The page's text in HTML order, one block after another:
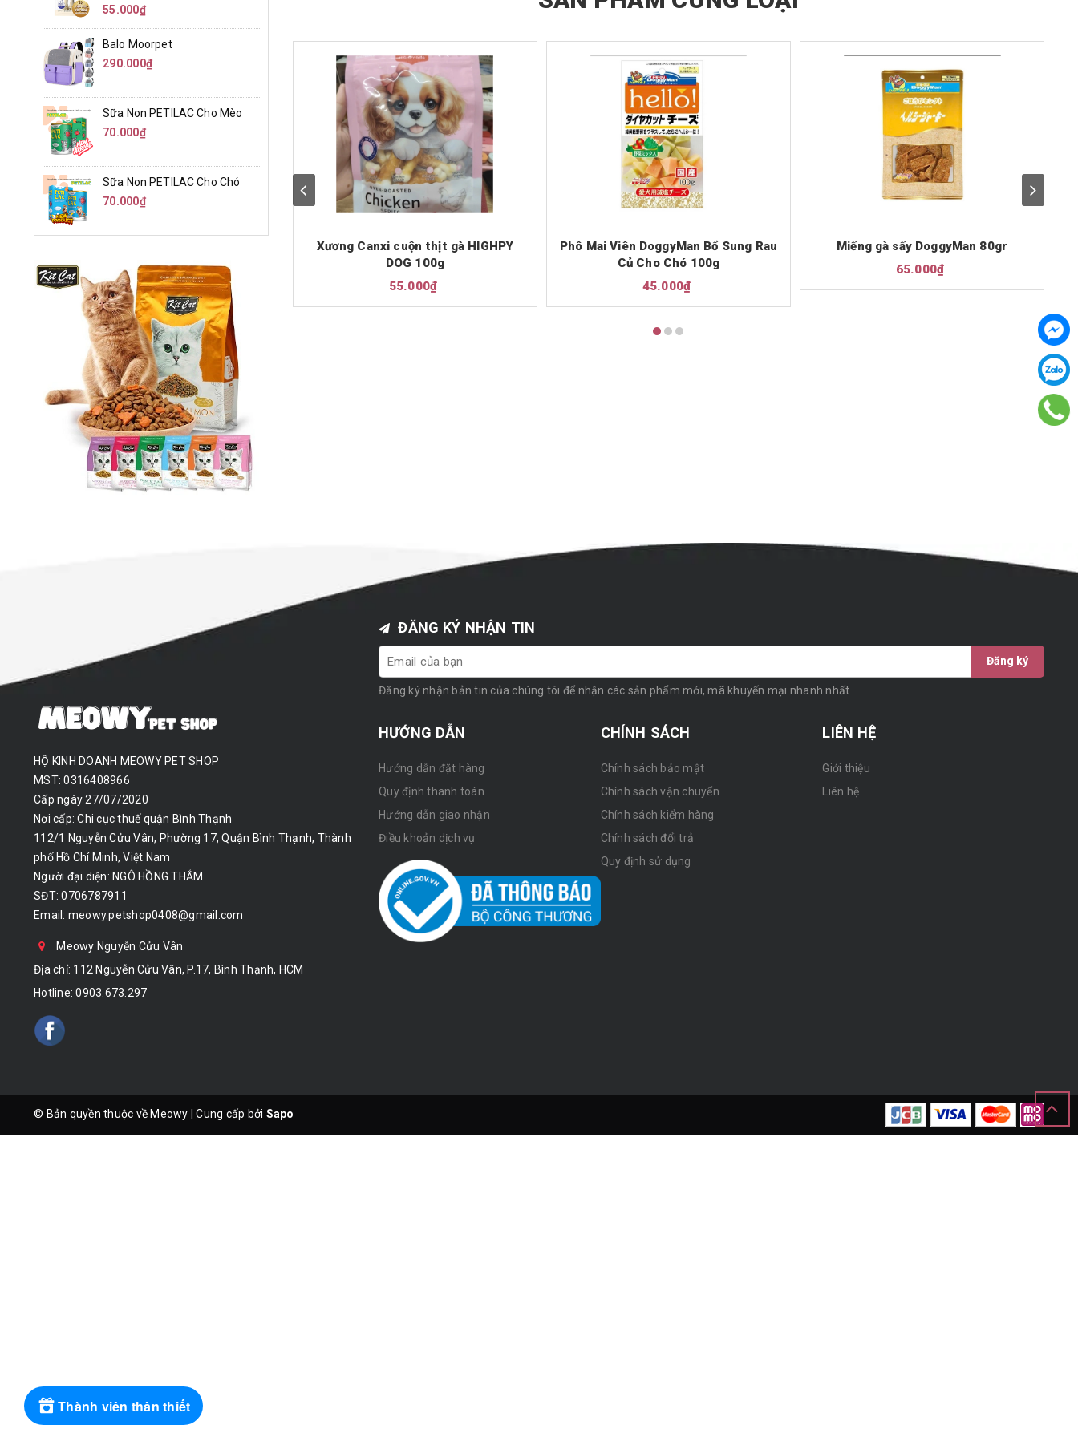
Xương Canxi cuộn thịt gà HIGHPY
DOG 100g
55.000₫
Phô Mai Viên DoggyMan Bổ Sung Rau
Củ Cho Chó 100g
45.000₫
Miếng gà sấy DoggyMan 80gr
65.000₫
55.000₫
Balo Moorpet
290.000₫
Sữa Non PETILAC Cho Mèo
70.000₫
Sữa Non PETILAC Cho Chó
70.000₫
HỘ KINH DOANH MEOWY PET SHOP
MST: 0316408966
Cấp ngày 27/07/2020
Nơi cấp: Chi cục thuế quận Bình Thạnh
112/1 Nguyễn Cửu Vân, Phường 17, Quận Bình Thạnh, Thành
phố Hồ Chí Minh, Việt Nam
Người đại diện: NGÔ HỒNG THẮM
SĐT: 0706787911
Email: meowy.petshop0408@gmail.com
Meowy Nguyễn Cửu Vân
Địa chỉ: 112 Nguyễn Cửu Vân, P.17, Bình Thạnh, HCM
Hotline:0903.673.297
ĐĂNG KÝ NHẬN TIN
Đăng ký
Đăng ký nhận bản tin của chúng tôi để nhận các sản phẩm mới, mã khuyến mại nhanh nhất
HƯỚNG DẪN
Hướng dẫn đặt hàng
Quy định thanh toán
Hướng dẫn giao nhận
Điều khoản dịch vụ
CHÍNH SÁCH
Chính sách bảo mật
Chính sách vận chuyển
Chính sách kiểm hàng
Chính sách đổi trả
Quy định sử dụng
LIÊN HỆ
Giới thiệu
Liên hệ
© Bản quyền thuộc về Meowy Cung cấp bởi Sapo
Thành viên thân thiết